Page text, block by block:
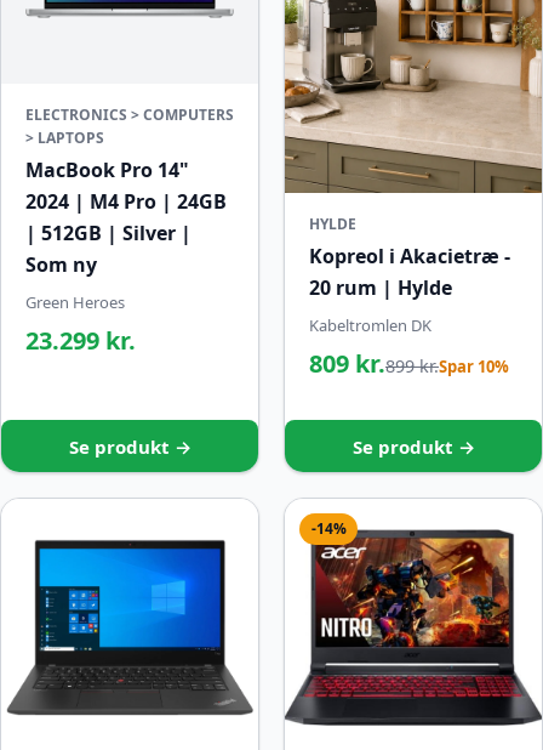
ELECTRONICS > COMPUTERS
> LAPTOPS
MacBook Pro 14"
2024 | M4 Pro | 24GB
| 512GB | Silver |
Som ny
Green Heroes
23.299 kr.
Se produkt →
HYLDE
Kopreol i Akacietræ -
20 rum | Hylde
Kabeltromlen DK
809 kr.899 kr.Spar 10%
Se produkt →
-14%